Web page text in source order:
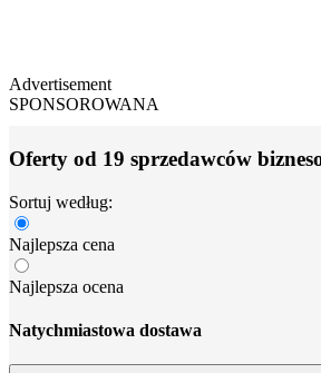
Advertisement
SPONSOROWANA
Oferty od 19 sprzedawców
Sortuj według:
Najlepsza cena
Najlepsza ocena
Natychmiastowa dostawa